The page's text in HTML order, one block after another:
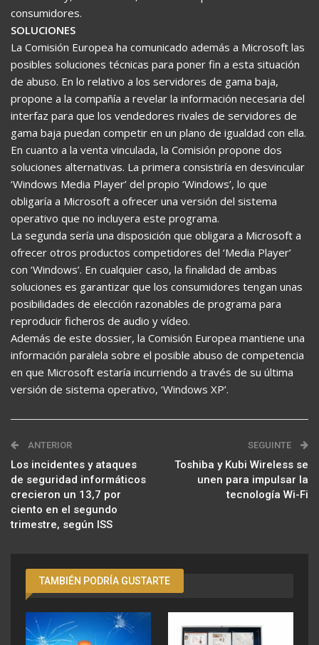
consumidores.
SOLUCIONES
La Comisión Europea ha comunicado además a Microsoft las
posibles soluciones técnicas para poner fin a esta situación
de abuso. En lo relativo a los servidores de gama baja,
propone a la compañía a revelar la información necesaria del
interfaz para que los vendedores rivales de servidores de
gama baja puedan competir en un plano de igualdad con ella.
En cuanto a la venta vinculada, la Comisión propone dos
soluciones alternativas. La primera consistiría en desvincular
‘Windows Media Player’ del propio ‘Windows’, lo que
obligaría a Microsoft a ofrecer una versión del sistema
operativo que no incluyera este programa.
La segunda sería una disposición que obligara a Microsoft a
ofrecer otros productos competidores del ‘Media Player’
con ‘Windows’. En cualquier caso, la finalidad de ambas
soluciones es garantizar que los consumidores tengan unas
posibilidades de elección razonables de programa para
reproducir ficheros de audio y vídeo.
Además de este dossier, la Comisión Europea mantiene una
información paralela sobre el posible abuso de competencia
en que Microsoft estaría incurriendo a través de su última
versión de sistema operativo, ‘Windows XP’.
ANTERIOR
Los incidentes y ataques
de seguridad informáticos
crecieron un 13,7 por
ciento en el segundo
trimestre, según ISS
SEGUINTE
Toshiba y Kubi Wireless se
unen para impulsar la
tecnología Wi-Fi
TAMBIÉN PODRÍA GUSTARTE